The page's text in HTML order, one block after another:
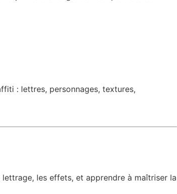
: lettres, personnages, textures,
les effets, et apprendre à maîtriser la